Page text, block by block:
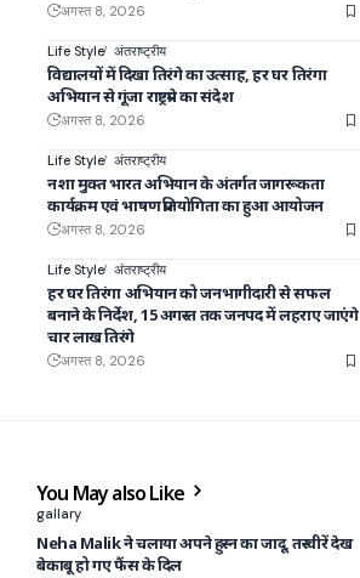
अगस्त 8, 2026
Life Style अंतराष्ट्रीय
विद्यालयों में दिखा तिरंगे का उत्साह, हर घर तिरंगा
अभियान से गूंजा राष्ट्रप्रेम का संदेश
अगस्त 8, 2026
Life Style अंतराष्ट्रीय
नशा मुक्त भारत अभियान के अंतर्गत जागरूकता
कार्यक्रम एवं भाषण प्रतियोगिता का हुआ आयोजन
अगस्त 8, 2026
Life Style अंतराष्ट्रीय
हर घर तिरंगा अभियान को जनभागीदारी से सफल
बनाने के निर्देश, 15 अगस्त तक जनपद में लहराए जाएंगे
चार लाख तिरंगे
अगस्त 8, 2026
You May also Like
gallary
Neha Malik ने चलाया अपने हुस्न का जादू, तस्वीरें देख
बेकाबू हो गए फैंस के दिल